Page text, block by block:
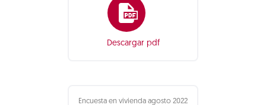
Descargar pdf
Encuesta en vivienda agosto 2022